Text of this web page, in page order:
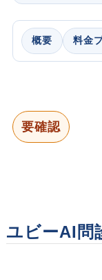
概要 料金
要確認
ユビーAI問